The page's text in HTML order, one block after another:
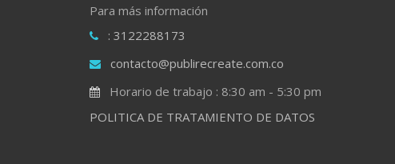
Para más información
: 3122288173
contacto@publirecreate.com.co
Horario de trabajo : 8:30 am - 5:30 pm
POLITICA DE TRATAMIENTO DE DATOS